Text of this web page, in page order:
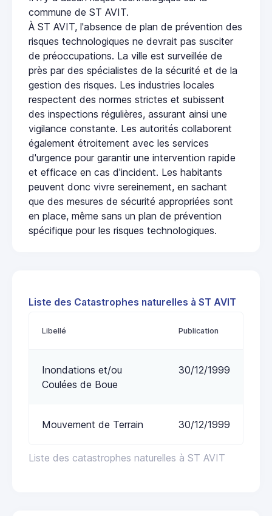
commune de ST AVIT.
À ST AVIT, l'absence de plan de prévention des
risques technologiques ne devrait pas susciter
de préoccupations. La ville est surveillée de
près par des spécialistes de la sécurité et de la
gestion des risques. Les industries locales
respectent des normes strictes et subissent
des inspections régulières, assurant ainsi une
vigilance constante. Les autorités collaborent
également étroitement avec les services
d'urgence pour garantir une intervention rapide
et efficace en cas d'incident. Les habitants
peuvent donc vivre sereinement, en sachant
que des mesures de sécurité appropriées sont
en place, même sans un plan de prévention
spécifique pour les risques technologiques.
Liste des Catastrophes naturelles à ST AVIT
Liste des catastrophes naturelles à ST AVIT
Libellé Publication
Inondations et/ou
Coulées de Boue
30/12/1999
Mouvement de Terrain 30/12/1999